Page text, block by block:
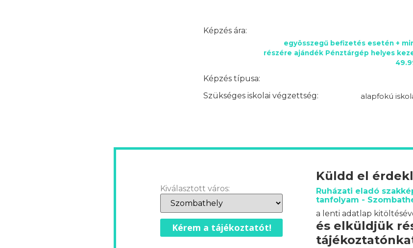
Képzés ára:
egyösszegű befizetés esetén +
részére ajándék Pénztárgép helyes
Képzés típusa:
Szükséges iskolai végzettség:
alapfokú
Kiválasztott város:
Kérem a tájékoztatót!
Küldd el
Ruházati eladó
tanfolyam -
a lenti adatlap
és elküldjük